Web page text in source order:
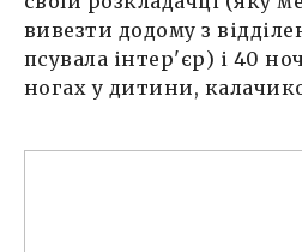
вивезти додому з
псувала інтер'єр) і 40
ногах у дитини,